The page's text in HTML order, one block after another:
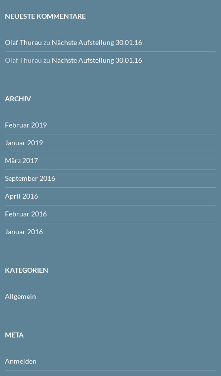
NEUESTE KOMMENTARE
Olaf Thurau zu Nächste Aufstellung 30.01.16
Olaf Thurau zu Nächste Aufstellung 30.01.16
ARCHIV
Februar 2019
Januar 2019
März 2017
September 2016
April 2016
Februar 2016
Januar 2016
KATEGORIEN
Allgemein
META
Anmelden